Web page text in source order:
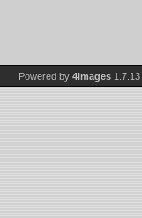
Powered by 4images 1.7.13